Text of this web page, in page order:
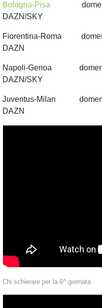
Bologna-Pisa
domenica
DAZN/SKY
Fiorentina-Roma
DAZN
Napoli-Genoa domenica
DAZN/SKY
Juventus-Milan
DAZN
Chi schierare per la 6^ giornata